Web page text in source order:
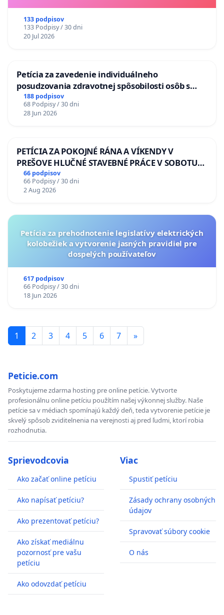
133 podpisov
133 Podpisy / 30 dni
20 Jul 2026
Petícia za zavedenie individuálneho
posudzovania zdravotnej spôsobilosti osôb s
diabetom 1. a 2. typu pri prijímaní do
Policajného zboru SR
188 podpisov
68 Podpisy / 30 dni
28 Jun 2026
PETÍCIA ZA POKOJNÉ RÁNA A VÍKENDY V
PREŠOVE HLUČNÉ STAVEBNÉ PRÁCE V SOBOTU
LEN OD 9.00 DO 13.00 HOD., CEZ PRACOVNÝ
TÝŽDEŇ CIEĽ 8.00 – 18.00 HOD. A PRAVIDELNÁ
KONTROLA STAVBY C-AREA NA
66 podpisov
66 Podpisy / 30 dni
2 Aug 2026
Petícia za prehodnotenie legislatívy elektrických
kolobežiek a vytvorenie jasných pravidiel pre
dospelých používateľov
617 podpisov
66 Podpisy / 30 dni
18 Jun 2026
1 2 3 4 5 6 7 »
Peticie.com
Poskytujeme zdarma hosting pre online petície. Vytvorte
profesionálnu online petíciu použítím našej výkonnej služby. Naše
petície sa v médiach spomínajú každý deň, teda vytvorenie petície je
skvelý spôsob zviditelnenia na verejnosti aj pred ľudmi, ktorí robia
rozhodnutia.
Sprievodcovia
Ako začať online petíciu
Ako napísať petíciu?
Ako prezentovať petíciu?
Ako získať mediálnu
pozornosť pre vašu
petíciu
Ako odovzdať petíciu
Viac
Spustiť petíciu
Zásady ochrany osobných
údajov
Spravovať súbory cookie
O nás